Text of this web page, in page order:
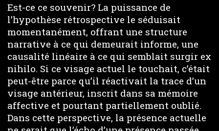
Est-ce ce souvenir? La puissance de
l’hypothèse rétrospective le séduisait
momentanément, offrant une structure
narrative à ce qui demeurait informe, une
causalité linéaire à ce qui semblait surgir ex
nihilo. Si ce visage actuel le touchait, c’était
peut-être parce qu’il réactivait la trace d’un
visage antérieur, inscrit dans sa mémoire
affective et pourtant partiellement oublié.
Dans cette perspective, la présence actuelle